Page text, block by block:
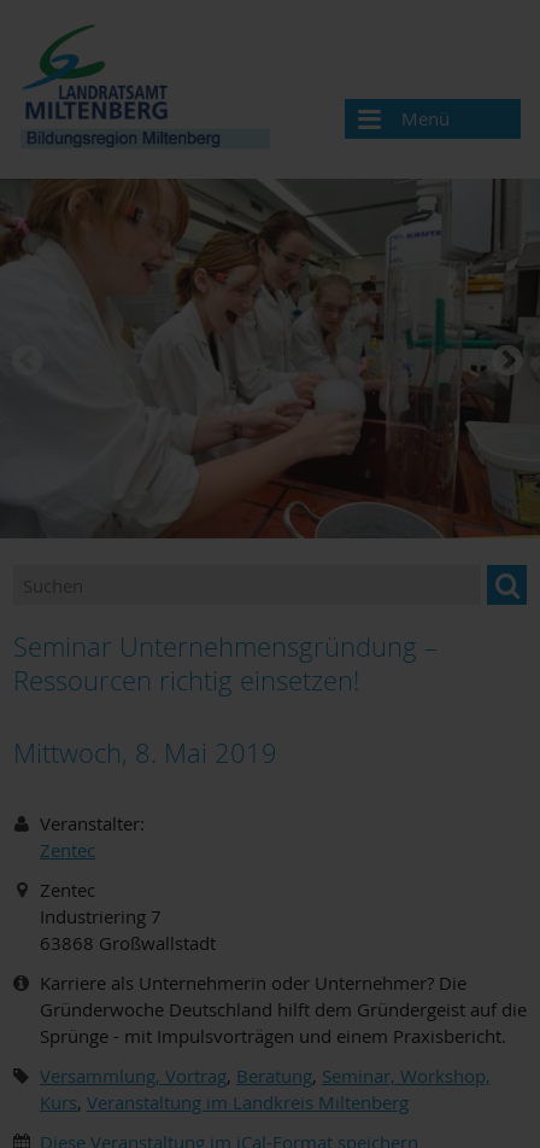
Menü
Bildungsregion
Aktuelles
Veranstaltungen / Termine
Veranstaltung melden
Bildungsregionen in Bayern
Angebote & Projekte
Bildung und Beratung für Neuzugewanderte
Bildungsmonitoring
Seminar Unternehmensgründung –
Ressourcen richtig einsetzen!
Mittwoch, 8. Mai 2019
Veranstalter:
Zentec
Zentec
Industriering 7
63868 Großwallstadt
Karriere als Unternehmerin oder Unternehmer? Die
Gründerwoche Deutschland hilft dem Gründergeist auf die
Sprünge - mit Impulsvorträgen und einem Praxisbericht.
Versammlung, Vortrag, Beratung, Seminar, Workshop,
Kurs, Veranstaltung im Landkreis Miltenberg
Diese Veranstaltung im iCal-Format speichern